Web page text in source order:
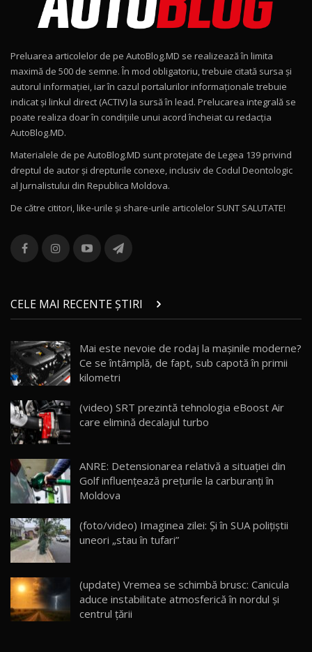
Noul Geely EX2 / Test Drive AutoBlog.MD
15:22
Mercedes-AMG E 53 HYBRID 4MATIC+ / Test
Drive AutoBlog.MD
16:27
11
Noul Volvo ES90 / Test Drive AutoBlog.MD
12
Noul MG HS / Test Drive AutoBlog.MD
16:48
13
combină aventura cu luxul / AutoBlog.MD
36:08
chinez care face lumea să se întoarcă după el
/ AutoBlog.MD
17:27
15 14:37
16
AutoBlogMD
13:10
17 20:06
30:08
AutoBlog.MD
23:36
20
Noul ZEEKR 7X / Test Drive AutoBlog.MD
29:08
Preluarea articolelor de pe AutoBlog.MD se realizează în limita
maximă de 500 de semne. În mod obligatoriu, trebuie citată sursa și
autorul informației, iar în cazul portalurilor informaționale trebuie
indicat și linkul direct (ACTIV) la sursă în lead. Prelucarea integrală se
poate realiza doar în condițiile unui acord încheiat cu redacţia
AutoBlog.MD.
Materialele de pe AutoBlog.MD sunt protejate de Legea 139 privind
dreptul de autor și drepturile conexe, inclusiv de Codul Deontologic
al Jurnalistului din Republica Moldova.
De către cititori, like-urile şi share-urile articolelor SUNT SALUTATE!
CELE MAI RECENTE ȘTIRI
Mai este nevoie de rodaj la mașinile moderne?
Ce se întâmplă, de fapt, sub capotă în primii
kilometri
(video) SRT prezintă tehnologia eBoost Air
care elimină decalajul turbo
ANRE: Detensionarea relativă a situației din
Golf influențează prețurile la carburanți în
Moldova
(foto/video) Imaginea zilei: Și în SUA polițiștii
uneori „stau în tufari”
(update) Vremea se schimbă brusc: Canicula
aduce instabilitate atmosferică în nordul și
centrul țării